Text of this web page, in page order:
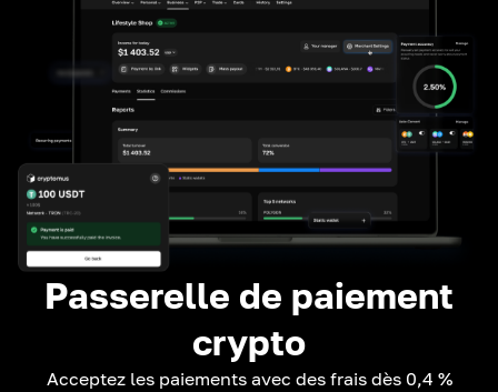
Passerelle de paiement
crypto
Acceptez les paiements avec des frais dès 0,4 %